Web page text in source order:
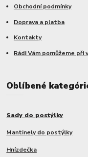
Obchodní podmínky
Doprava a platba
Kontakty
Rádi Vám pomůžeme při
Oblíbené
Sady do postýlky
Mantinely do postýlky
Hnízdečka